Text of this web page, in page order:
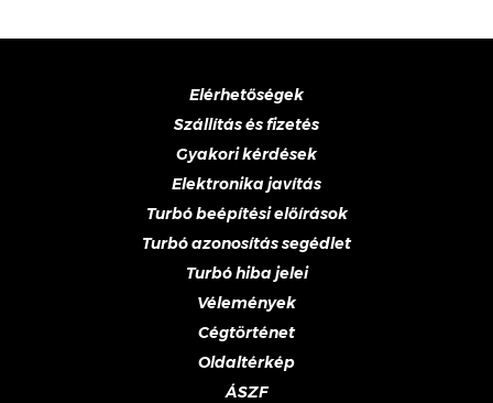
Elérhetőségek
Szállítás és fizetés
Gyakori kérdések
Elektronika javítás
Turbó beépítési előírások
Turbó azonosítás segédlet
Turbó hiba jelei
Vélemények
Cégtörténet
Oldaltérkép
ÁSZF